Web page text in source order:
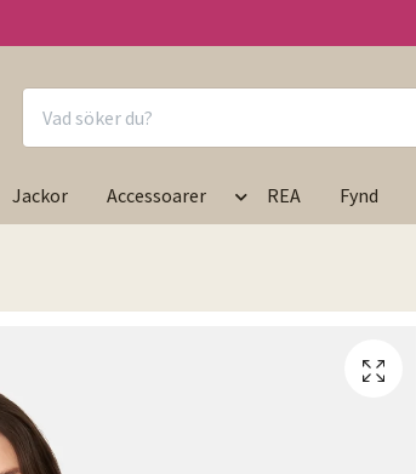
Jackor Accessoarer REA Fynd